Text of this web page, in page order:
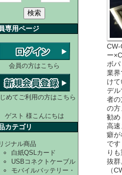
検索
専用ページ
会員の方はこちら
めてご利用の方はこちら
ゲスト 様こんにちは
カテゴリ
ジナル商品
白紙QSLカード
USBコネクトケーブル
モバイルバッテリー・
CW-
ー
ボ
業界
け
デ
者の
の方
勧
高速
癖が
で
り
抜群
（